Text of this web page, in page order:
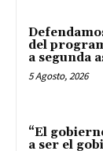
del
a segunda
5 Agosto, 2026
“El
a ser el